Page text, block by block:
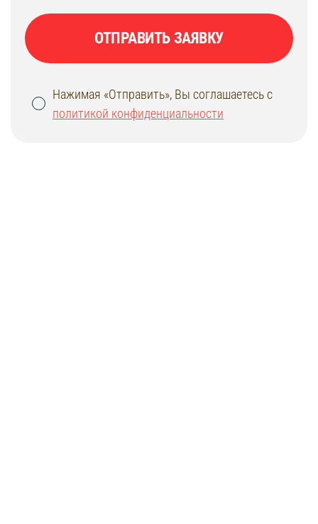
ОТПРАВИТЬ ЗАЯВКУ
Нажимая «Отправить», Вы соглашаетесь с
политикой конфиденциальности